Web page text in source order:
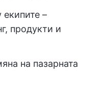
–
продукти и
на пазарната